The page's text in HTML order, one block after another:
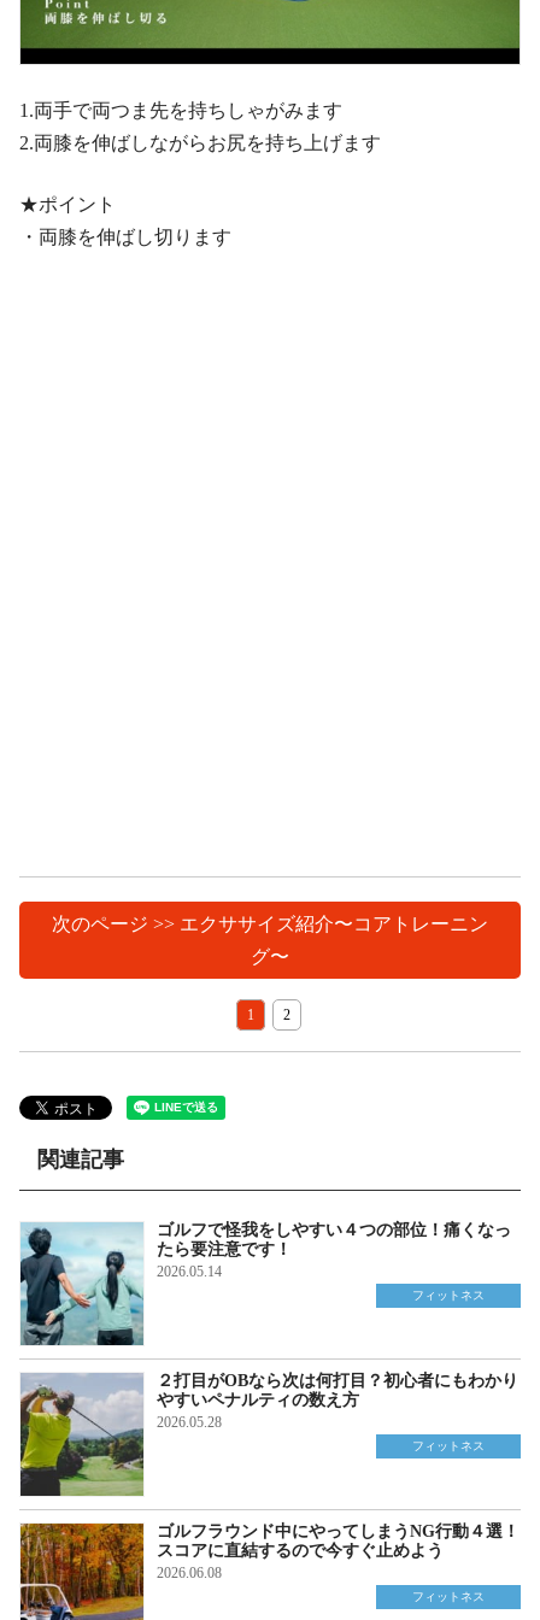
1.両手で両つま先を持ちしゃがみます
2.両膝を伸ばしながらお尻を持ち上げます
★ポイント
・両膝を伸ばし切ります
次のページ >> エクササイズ紹介〜コアトレーニン
グ〜
1 2
関連記事
ゴルフで怪我をしやすい４つの部位！痛くなっ
たら要注意です！
2026.05.14
フィットネス
２打目がOBなら次は何打目？初心者にもわかり
やすいペナルティの数え方
2026.05.28
フィットネス
ゴルフラウンド中にやってしまうNG行動４選！
スコアに直結するので今すぐ止めよう
2026.06.08
フィットネス